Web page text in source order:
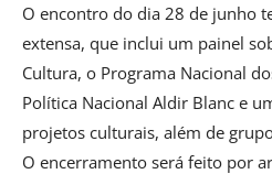
O encontro do dia 28 de junho
extensa, que inclui um painel
Cultura, o Programa Nacional
Política Nacional Aldir Blanc e
projetos culturais, além de
O encerramento será feito por